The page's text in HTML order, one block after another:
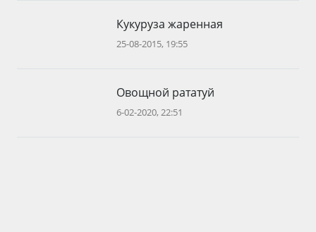
Кукуруза жаренная
25-08-2015, 19:55
Овощной рататуй
6-02-2020, 22:51